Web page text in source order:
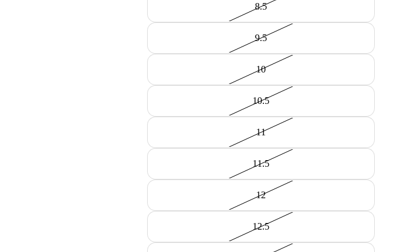
8.5
9.5
10
10.5
11
11.5
12
12.5